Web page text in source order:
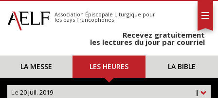
S'abonner
Calendrier
Association Épiscopale Liturgique pour
les pays Francophones
Recevez gratuitement
les lectures du jour par courriel
LA MESSE LES HEURES LA BIBLE
|
Le 20 juil. 2019